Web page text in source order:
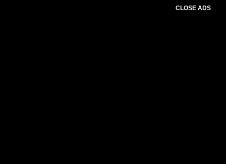
CLOSE ADS